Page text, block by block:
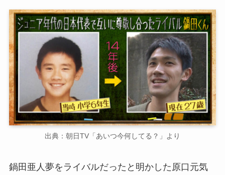
出典：朝日TV「あいつ今何してる？」より
鍋田亜人夢をライバルだったと明かした原口元気